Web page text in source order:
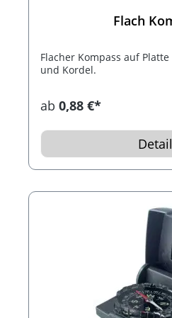
Flach
Flacher Kompass auf
und Kordel.
ab 0,88 €*